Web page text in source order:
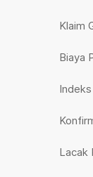
Klaim
Biaya
Lacak